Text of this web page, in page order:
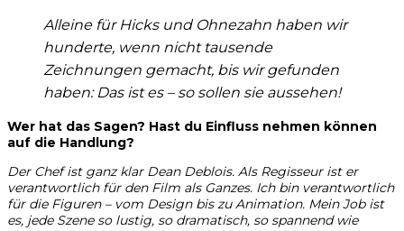
Alleine für Hicks und Ohnezahn haben wir
hunderte, wenn nicht tausende
Zeichnungen gemacht, bis wir gefunden
haben: Das ist es – so sollen sie aussehen!
Wer hat das Sagen? Hast du Einfluss nehmen können
auf die Handlung?
Der Chef ist ganz klar Dean Deblois. Als Regisseur ist er
verantwortlich für den Film als Ganzes. Ich bin verantwortlich
für die Figuren – vom Design bis zu Animation. Mein Job ist
es, jede Szene so lustig, so dramatisch, so spannend wie